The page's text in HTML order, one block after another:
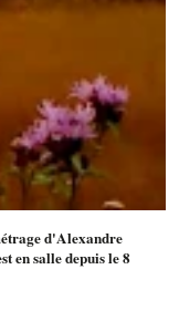
d'Alexandre
en salle depuis le 8